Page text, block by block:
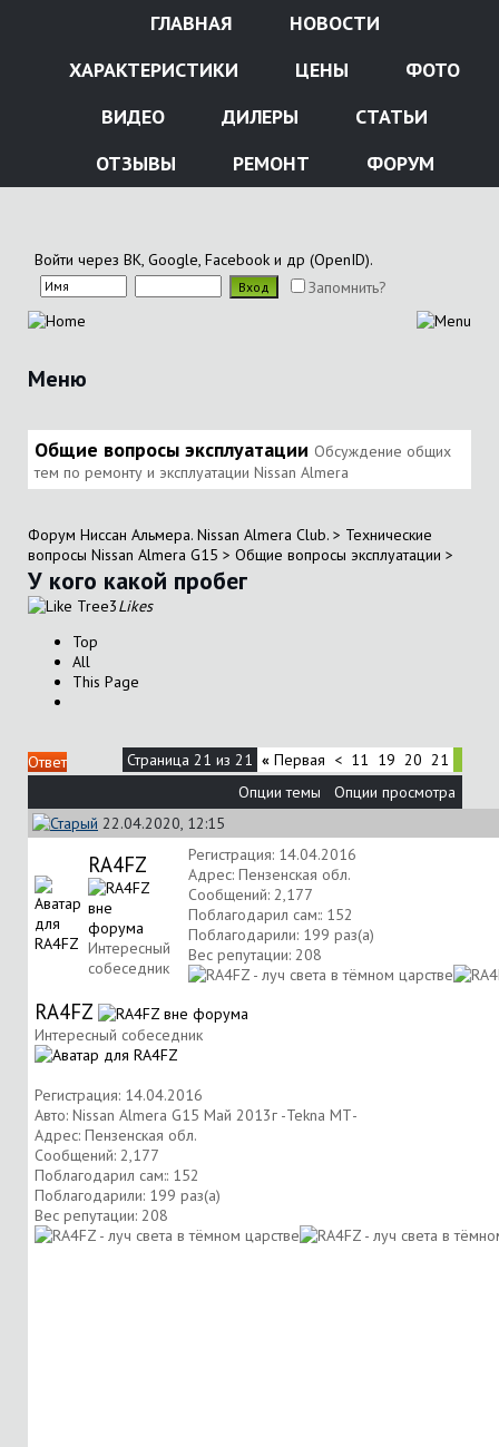
ГЛАВНАЯ
НОВОСТИ
ХАРАКТЕРИСТИКИ
ЦЕНЫ
ФОТО
ВИДЕО
ДИЛЕРЫ
СТАТЬИ
ОТЗЫВЫ
РЕМОНТ ФОРУМ
Войти через ВК, Google, Facebook и др (OpenID).
Запомнить?
Меню
Общие вопросы эксплуатации Обсуждение общих
тем по ремонту и эксплуатации Nissan Almera
Форум Ниссан Альмера. Nissan Almera Club. > Технические
вопросы Nissan Almera G15 > Общие вопросы эксплуатации >
У кого какой пробег
3Likes
Top
All
This Page
Ответ Страница 21 из 21 « Первая < 11 19 20 21
Опции темы
Опции просмотра
22.04.2020, 12:15
RA4FZ
Интересный
собеседник
Регистрация: 14.04.2016
Адрес: Пензенская обл.
Сообщений: 2,177
Поблагодарил сам:: 152
Поблагодарили: 199 раз(а)
Вес репутации: 208
RA4FZ
Интересный собеседник
Регистрация: 14.04.2016
Авто: Nissan Almera G15 Май 2013г -Tekna МТ-
Адрес: Пензенская обл.
Сообщений: 2,177
Поблагодарил сам:: 152
Поблагодарили: 199 раз(а)
Вес репутации: 208